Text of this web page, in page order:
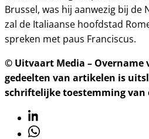
Brussel, was hij aanwezig bij de
zal de Italiaanse hoofdstad
spreken met paus Franciscus.
© Uitvaart Media – Overname
gedeelten van artikelen is
schriftelijke toestemming van
Linkedin
Whatsapp